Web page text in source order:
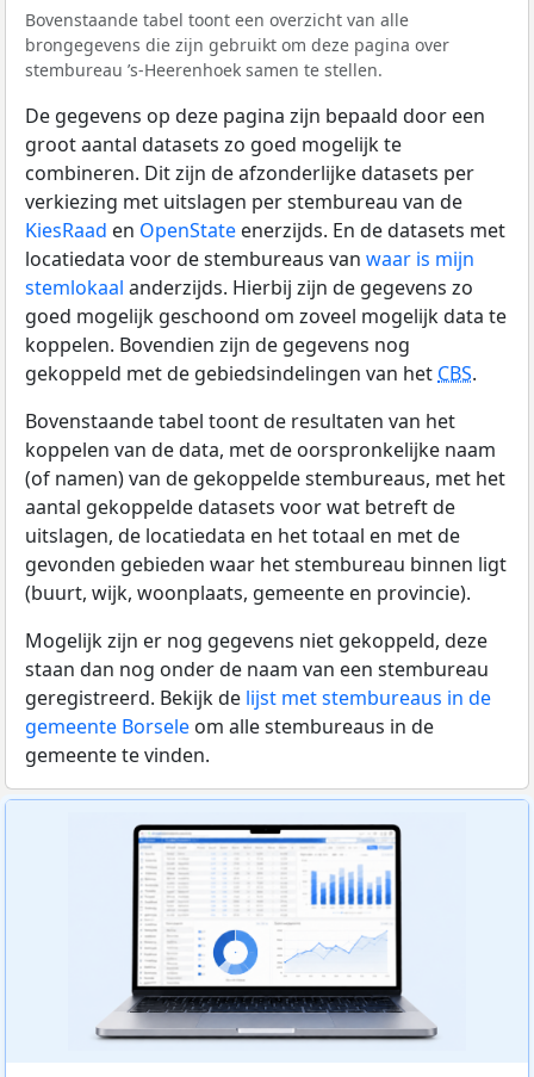
Bovenstaande tabel toont een overzicht van alle
brongegevens die zijn gebruikt om deze pagina over
stembureau ’s-Heerenhoek samen te stellen.
De gegevens op deze pagina zijn bepaald door een
groot aantal datasets zo goed mogelijk te
combineren. Dit zijn de afzonderlijke datasets per
verkiezing met uitslagen per stembureau van de
KiesRaad en OpenState enerzijds. En de datasets met
locatiedata voor de stembureaus van waar is mijn
stemlokaal anderzijds. Hierbij zijn de gegevens zo
goed mogelijk geschoond om zoveel mogelijk data te
koppelen. Bovendien zijn de gegevens nog
gekoppeld met de gebiedsindelingen van het CBS.
Bovenstaande tabel toont de resultaten van het
koppelen van de data, met de oorspronkelijke naam
(of namen) van de gekoppelde stembureaus, met het
aantal gekoppelde datasets voor wat betreft de
uitslagen, de locatiedata en het totaal en met de
gevonden gebieden waar het stembureau binnen ligt
(buurt, wijk, woonplaats, gemeente en provincie).
Mogelijk zijn er nog gegevens niet gekoppeld, deze
staan dan nog onder de naam van een stembureau
geregistreerd. Bekijk de lijst met stembureaus in de
gemeente Borsele om alle stembureaus in de
gemeente te vinden.